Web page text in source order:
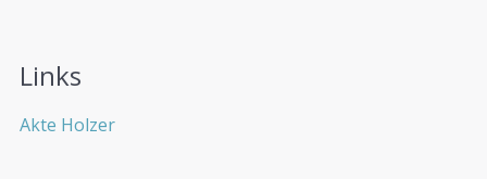
Links
Akte Holzer